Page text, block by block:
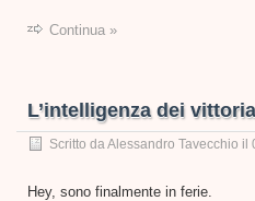
Continua »
L’intelligenza dei
Scritto da Alessandro Tavecchio il
Hey, sono finalmente in ferie.